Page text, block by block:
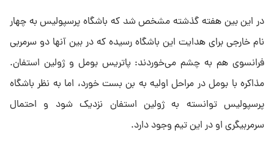
در این بین هفته گذشته مشخص شد که باشگاه پرسپولیس به چهار
نام خارجی برای هدایت این باشگاه رسیده که در بین آنها دو سرمربی
فرانسوی هم به چشم می‌خوردند: پاتریس بومل و ژولین استفان.
مذاکره با بومل در مراحل اولیه به بن بست خورد، اما به نظر باشگاه
پرسپولیس توانسته به ژولین استفان نزدیک شود و احتمال
سرمربیگری او در این تیم وجود دارد.